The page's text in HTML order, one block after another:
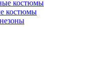
костюмы
костюмы